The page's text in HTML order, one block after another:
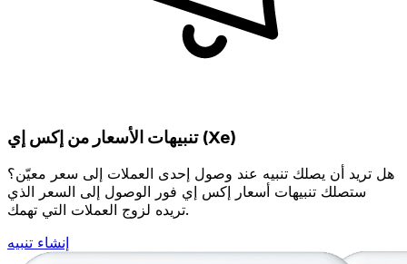
تنبيهات الأسعار من إكس إي (Xe)
هل تريد أن يصلك تنبيه عند وصول إحدى العملات إلى سعر معيّن؟
ستصلك تنبيهات أسعار إكس إي فور الوصول إلى السعر الذي
تريده لزوج العملات التي تهمك.
إنشاء تنبيه